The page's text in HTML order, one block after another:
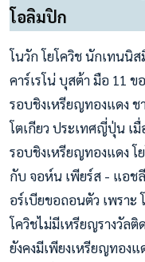
โอลิมปิก
โนวัก โยโควิช นักเทนนิ
คาร์เรโน่ บุสต้า มือ 11 ข
รอบชิงเหรียญทองแดง ช
โตเกียว ประเทศญี่ปุ่น เ
รอบชิงเหรียญทองแดง โ
กับ จอห์น เพียร์ส - แอช
อร์เบียขอถอนตัว เพราะ
โควิชไม่มีเหรียญรางวัล
ยังคงมีเพียงเหรียญทอง